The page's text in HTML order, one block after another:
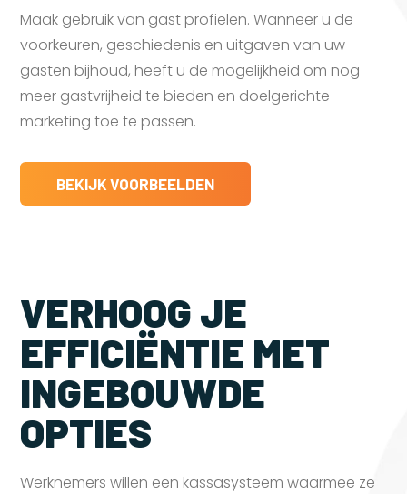
Maak gebruik van gast profielen. Wanneer u de
voorkeuren, geschiedenis en uitgaven van uw
gasten bijhoud, heeft u de mogelijkheid om nog
meer gastvrijheid te bieden en doelgerichte
marketing toe te passen.
BEKIJK VOORBEELDEN
VERHOOG JE
EFFICIËNTIE MET
INGEBOUWDE
OPTIES
Werknemers willen een kassasysteem waarmee ze